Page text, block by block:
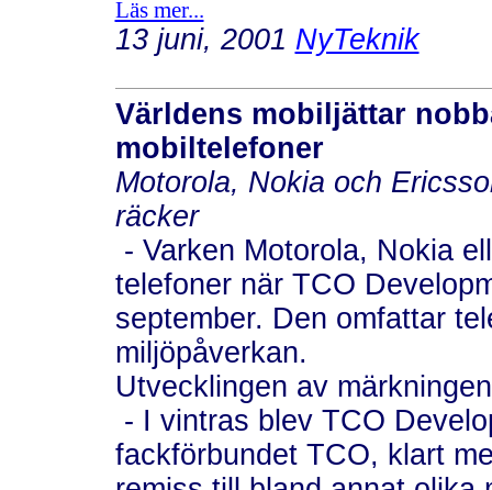
Läs mer...
13 juni, 2001 NyTeknik
Världens mobiljättar
mobiltelefoner
Motorola, Nokia och
räcker
- Varken Motorola, Nokia
telefoner när TCO
september. Den omfattar
miljöpåverkan.
Utvecklingen av
- I vintras blev TCO
fackförbundet TCO, klart